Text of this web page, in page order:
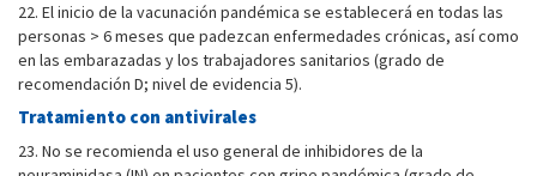
22. El inicio de la vacunación pandémica se establecerá en todas las
personas > 6 meses que padezcan enfermedades crónicas, así como
en las embarazadas y los trabajadores sanitarios (grado de
recomendación D; nivel de evidencia 5).
Tratamiento con antivirales
23. No se recomienda el uso general de inhibidores de la